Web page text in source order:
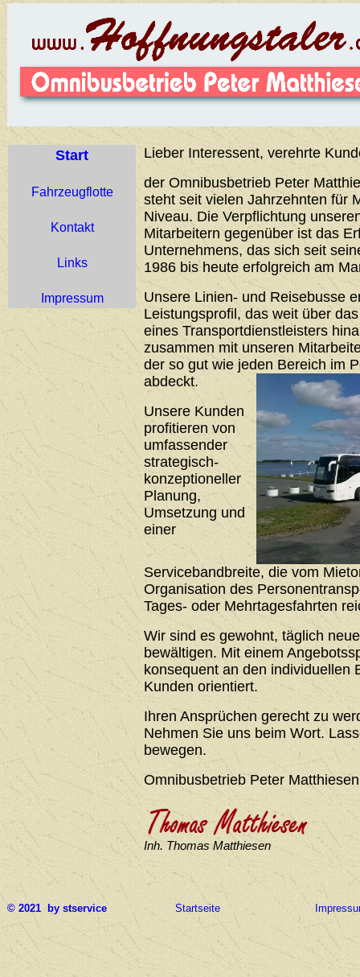
Start
Fahrzeugflotte
Kontakt
Links
Impressum
Lieber Interessent, verehrte
der Omnibusbetrieb Peter
steht seit vielen Jahrzehnten für
Niveau. Die Verpflichtung
Mitarbeitern gegenüber ist das
Unternehmens, das sich seit
1986 bis heute erfolgreich am
Unsere Linien- und Reisebusse
Leistungsprofil, das weit über
eines Transportdienstleisters
zusammen mit unseren
der so gut wie jeden Bereich im
abdeckt.
Unsere Kunden
profitieren von
umfassender
strategisch-
konzeptioneller
Planung,
Umsetzung und
einer
Servicebandbreite, die vom
Organisation des
Tages- oder Mehrtagesfahrten
Wir sind es gewohnt, täglich
bewältigen. Mit einem
konsequent an den individuellen
Kunden orientiert.
Ihren Ansprüchen gerecht zu
Nehmen Sie uns beim Wort.
bewegen.
Omnibusbetrieb Peter Matthiesen
Inh. Thomas Matthiesen
© 2021 by stservice Startseite